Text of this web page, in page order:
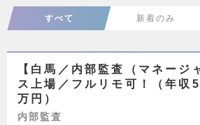
すべて 新着のみ
【白馬／内部監査（マネージ
ス上場／フルリモ可！（年収
万円）
内部監査